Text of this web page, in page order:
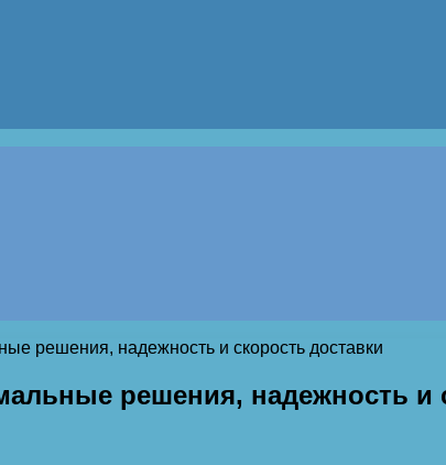
решения, надежность и скорость доставки
решения, надежность и